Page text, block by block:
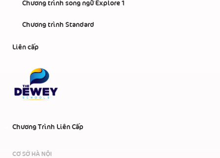
Chương trình song ngữ Explore 1
Chương trình Standard
Liên cấp
Chương Trình Liên Cấp
CƠ SỞ HÀ NỘI